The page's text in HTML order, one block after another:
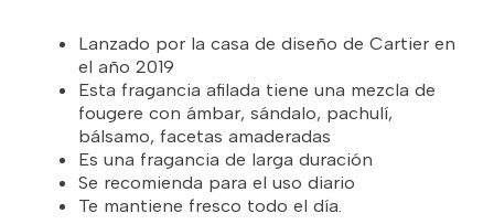
Lanzado por la casa de diseño de Cartier en
el año 2019
Esta fragancia afilada tiene una mezcla de
fougere con ámbar, sándalo, pachulí,
bálsamo, facetas amaderadas
Es una fragancia de larga duración
Se recomienda para el uso diario
Te mantiene fresco todo el día.